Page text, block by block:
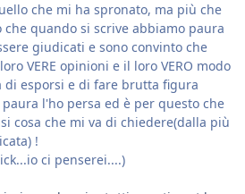
che mi ha spronato, ma più che
quando si scrive abbiamo paura
giudicati e sono convinto che
VERE opinioni e il loro VERO modo
di esporsi e di fare brutta figura
l'ho persa ed è per questo che
cosa che mi va di chiedere(dalla più
!
ci penserei....)